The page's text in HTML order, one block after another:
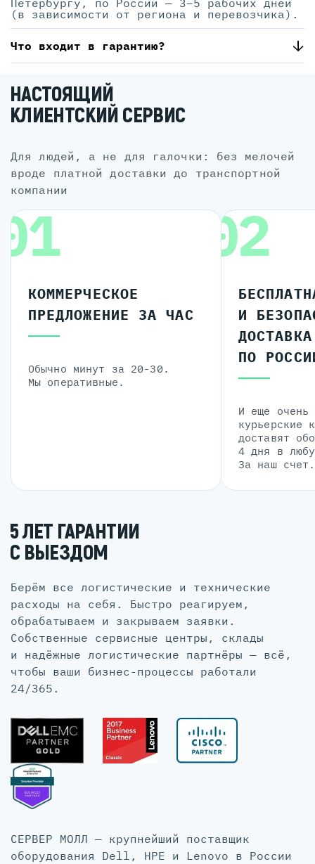
Петербургу, по России — 3–5 рабочих дней
(в зависимости от региона и перевозчика).
Что входит в гарантию?
НАСТОЯЩИЙ
КЛИЕНТСКИЙ СЕРВИС
для людей, а не для галочки: без мелочей
вроде платной доставки до транспортной
компании
КОММЕРЧЕСКОЕ
ПРЕДЛОЖЕНИЕ ЗА ЧАС
Обычно минут за 20-30.
Мы оперативные.
02
И
ДОСТАВКА
ПО
И еще очень
курьерские
доставят
4 дня в
За наш счет.
5 ЛЕТ ГАРАНТИИ
С ВЫЕЗДОМ
Берём все логистические и технические
расходы на себя. Быстро реагируем,
обрабатываем и закрываем заявки.
Собственные сервисные центры, склады
и надёжные логистические партнёры — всё,
чтобы ваши бизнес-процессы работали
24/365.
СЕРВЕР МОЛЛ — крупнейший поставщик
оборудования Dell, HPE и Lenovo в России